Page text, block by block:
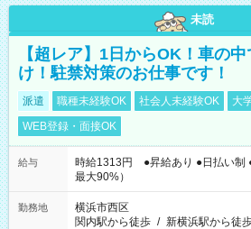
未読
【超レア】1日からOK！車の
け！駐禁対策のお仕事です！
派遣 職種未経験OK 社会人未経験OK 大
WEB登録・面接OK
給与
時給1313円 ●昇給あり ●日払い制
最大90%）
勤務地
横浜市西区
関内駅から徒歩 / 新横浜駅から徒